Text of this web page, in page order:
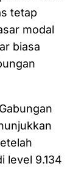
tetap
modal
biasa
level 9.134